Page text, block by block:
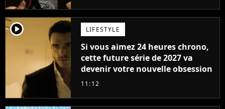
player2 LIFESTYLE
Si vous aimez 24 heures chrono,
cette future série de 2027 va
devenir votre nouvelle obsession
11:12